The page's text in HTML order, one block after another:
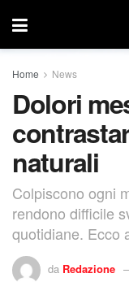
Home News
Dolori
naturali
Colpiscono ogni
rendono difficile
quotidiane. Ecco
da Redazione